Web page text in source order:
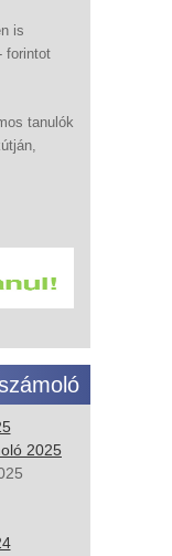
is
forintot
tanulók
2025